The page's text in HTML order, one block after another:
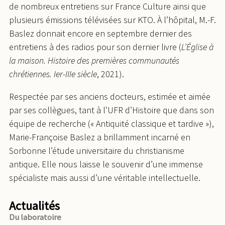
de nombreux entretiens sur France Culture ainsi que
plusieurs émissions télévisées sur KTO. À l’hôpital, M.-F.
Baslez donnait encore en septembre dernier des
entretiens à des radios pour son dernier livre (L’Église à
la maison. Histoire des premières communautés
chrétiennes. Ier-IIIe siècle, 2021).
Respectée par ses anciens docteurs, estimée et aimée
par ses collègues, tant à l’UFR d’Histoire que dans son
équipe de recherche (« Antiquité classique et tardive »),
Marie-Françoise Baslez a brillamment incarné en
Sorbonne l’étude universitaire du christianisme
antique. Elle nous laisse le souvenir d’une immense
spécialiste mais aussi d’une véritable intellectuelle.
Actualités
Du laboratoire